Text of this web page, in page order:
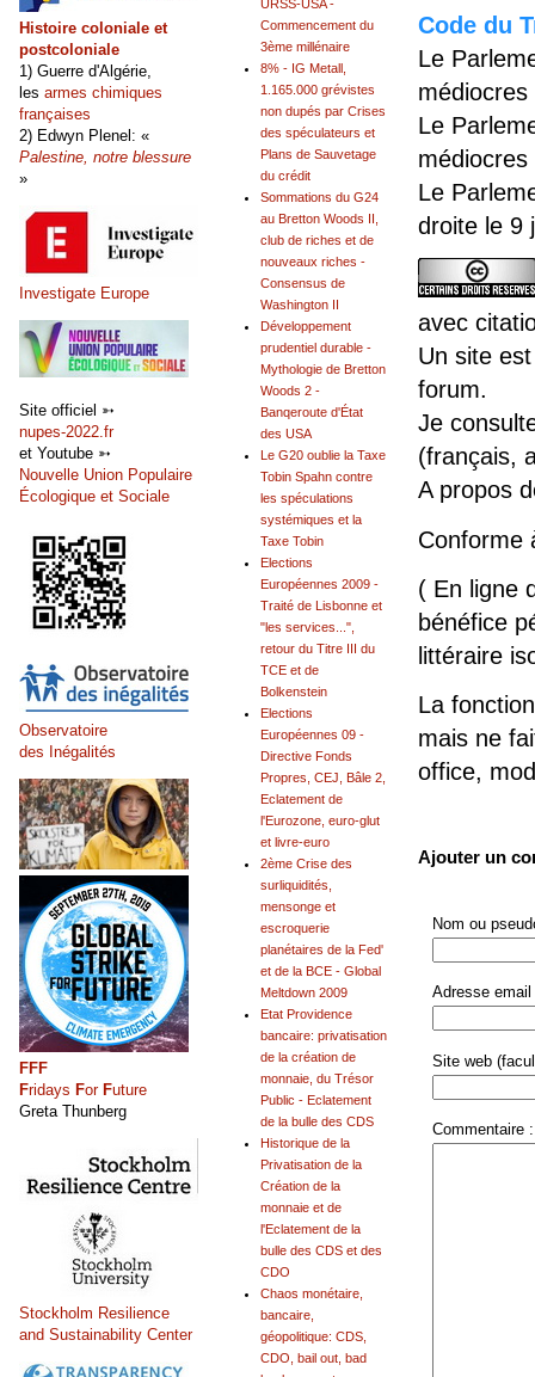
Code du
Le
Le
Le
droite le 9
avec
Un site
forum.
Je
(français,
A propos
Conforme
( En ligne
bénéfice
littéraire
La
mais ne
office,
Ajouter un
Nom ou
Adresse email
Site web
Commentaire :
URSS-USA -
Commencement du
3ème millénaire
8% - IG Metall,
1.165.000 grévistes
non dupés par Crises
des spéculateurs et
Plans de Sauvetage
du crédit
Sommations du G24
au Bretton Woods II,
club de riches et de
nouveaux riches -
Consensus de
Washington II
Développement
prudentiel durable -
Mythologie de Bretton
Woods 2 -
Banqeroute d'État
des USA
Le G20 oublie la Taxe
Tobin Spahn contre
les spéculations
systémiques et la
Taxe Tobin
Elections
Européennes 2009 -
Traité de Lisbonne et
"les services...",
retour du Titre III du
TCE et de
Bolkenstein
Elections
Européennes 09 -
Directive Fonds
Propres, CEJ, Bâle 2,
Eclatement de
l'Eurozone, euro-glut
et livre-euro
2ème Crise des
surliquidités,
mensonge et
escroquerie
planétaires de la Fed'
et de la BCE - Global
Meltdown 2009
Etat Providence
bancaire: privatisation
de la création de
monnaie, du Trésor
Public - Eclatement
de la bulle des CDS
Historique de la
Privatisation de la
Création de la
monnaie et de
l'Eclatement de la
bulle des CDS et des
CDO
Chaos monétaire,
bancaire,
géopolitique: CDS,
CDO, bail out, bad
Histoire coloniale et
postcoloniale
1) Guerre d'Algérie,
les armes chimiques
françaises
2) Edwyn Plenel: «
Palestine, notre blessure
»
Investigate Europe
Site officiel ➳
nupes-2022.fr
et Youtube ➳
Nouvelle Union Populaire
Écologique et Sociale
Observatoire
des Inégalités
FFF
Fridays For Future
Greta Thunberg
Stockholm Resilience
and Sustainability Center